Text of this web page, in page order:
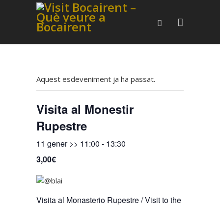
Aquest esdeveniment ja ha passat.
Visita al Monestir
Rupestre
11 gener >> 11:00 - 13:30
3,00€
Visita al Monasterio Rupestre / Visit to the